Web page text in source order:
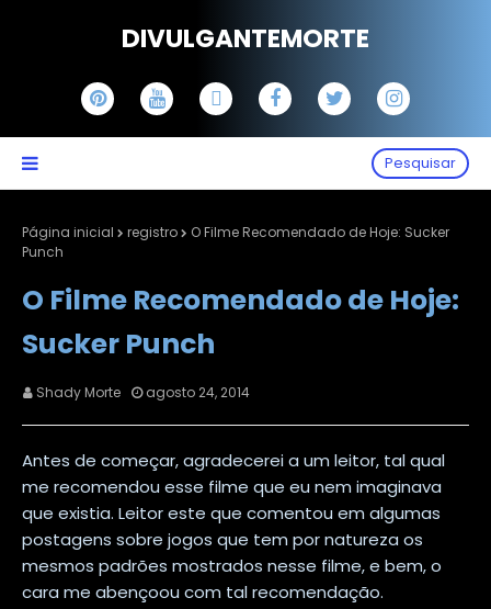
DIVULGANTEMORTE
Pesquisar
Página inicial registro
O Filme Recomendado de Hoje: Sucker
Punch
O Filme Recomendado de Hoje:
Sucker Punch
Shady Morte agosto 24, 2014
Antes de começar, agradecerei a um leitor, tal qual
me recomendou esse filme que eu nem imaginava
que existia. Leitor este que comentou em algumas
postagens sobre jogos que tem por natureza os
mesmos padrões mostrados nesse filme, e bem, o
cara me abençoou com tal recomendação.